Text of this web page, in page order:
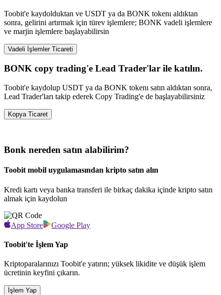
Toobit'e kaydolduktan ve USDT ya da BONK tokenı aldıktan
sonra, gelirini artırmak için türev işlemlere; BONK vadeli işlemlere
ve marjin işlemlere başlayabilirsin
Vadeli İşlemler Ticareti
BONK copy trading'e Lead Trader'lar ile katılın.
Toobit'e kaydolup USDT ya da BONK tokenı satın aldıktan sonra,
Lead Trader'ları takip ederek Copy Trading'e de başlayabilirsiniz
Kopya Ticaret
Bonk nereden satın alabilirim?
Toobit mobil uygulamasından kripto satın alın
Kredi kartı veya banka transferi ile birkaç dakika içinde kripto satın
almak için kaydolun
App Store Google Play
Toobit'te İşlem Yap
Kriptoparalarınızı Toobit'e yatırın; yüksek likidite ve düşük işlem
ücretinin keyfini çıkarın.
İşlem Yap